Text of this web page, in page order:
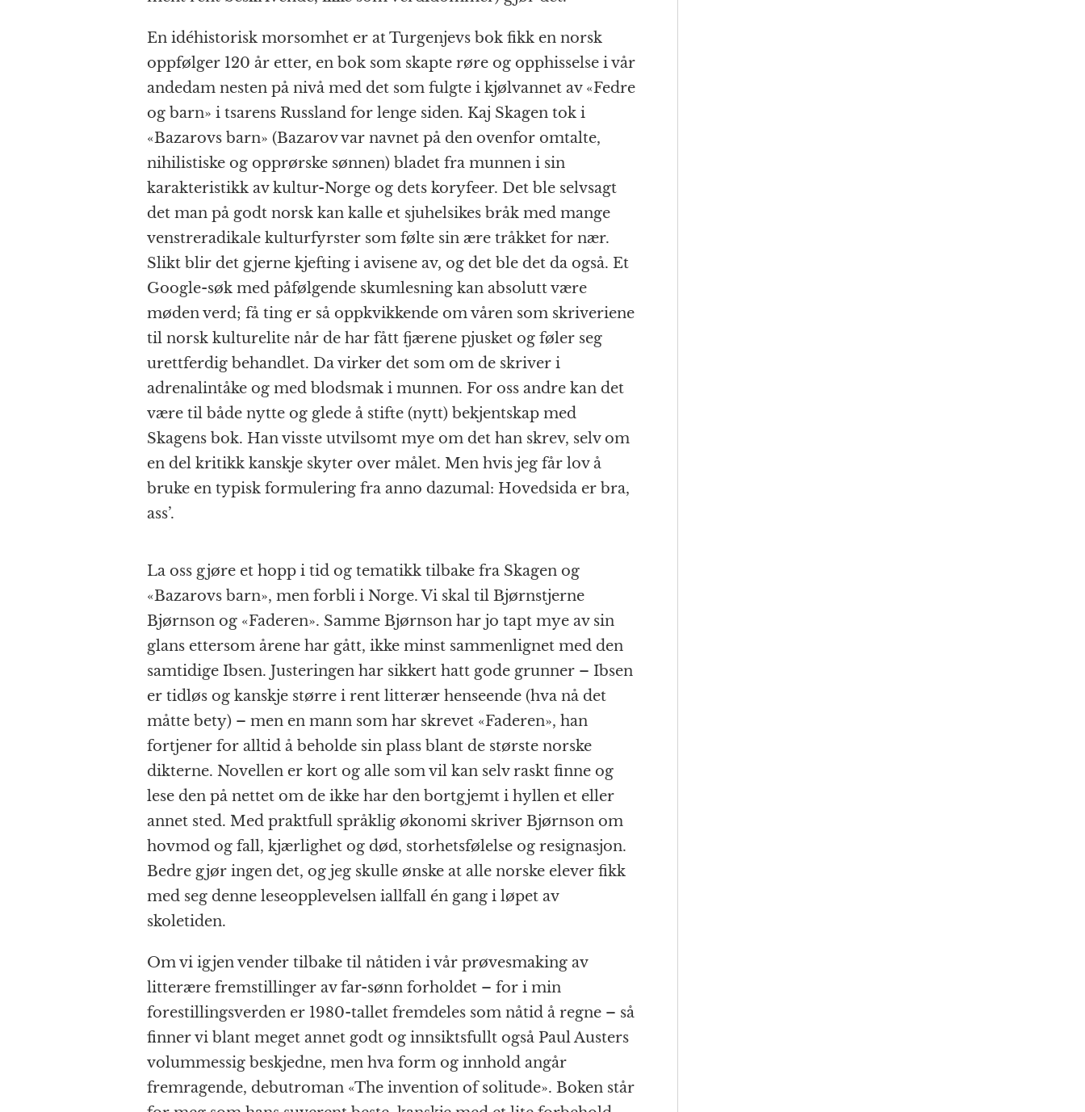
En idéhistorisk morsomhet er at Turgenjevs bok fikk en norsk
oppfølger 120 år etter, en bok som skapte røre og opphisselse i vår
andedam nesten på nivå med det som fulgte i kjølvannet av «Fedre
og barn» i tsarens Russland for lenge siden. Kaj Skagen tok i
«Bazarovs barn» (Bazarov var navnet på den ovenfor omtalte,
nihilistiske og opprørske sønnen) bladet fra munnen i sin
karakteristikk av kultur-Norge og dets koryfeer. Det ble selvsagt
det man på godt norsk kan kalle et sjuhelsikes bråk med mange
venstreradikale kulturfyrster som følte sin ære tråkket for nær.
Slikt blir det gjerne kjefting i avisene av, og det ble det da også. Et
Google-søk med påfølgende skumlesning kan absolutt være
møden verd; få ting er så oppkvikkende om våren som skriveriene
til norsk kulturelite når de har fått fjærene pjusket og føler seg
urettferdig behandlet. Da virker det som om de skriver i
adrenalintåke og med blodsmak i munnen. For oss andre kan det
være til både nytte og glede å stifte (nytt) bekjentskap med
Skagens bok. Han visste utvilsomt mye om det han skrev, selv om
en del kritikk kanskje skyter over målet. Men hvis jeg får lov å
bruke en typisk formulering fra anno dazumal: Hovedsida er bra,
ass’.
La oss gjøre et hopp i tid og tematikk tilbake fra Skagen og
«Bazarovs barn», men forbli i Norge. Vi skal til Bjørnstjerne
Bjørnson og «Faderen». Samme Bjørnson har jo tapt mye av sin
glans ettersom årene har gått, ikke minst sammenlignet med den
samtidige Ibsen. Justeringen har sikkert hatt gode grunner – Ibsen
er tidløs og kanskje større i rent litterær henseende (hva nå det
måtte bety) – men en mann som har skrevet «Faderen», han
fortjener for alltid å beholde sin plass blant de største norske
dikterne. Novellen er kort og alle som vil kan selv raskt finne og
lese den på nettet om de ikke har den bortgjemt i hyllen et eller
annet sted. Med praktfull språklig økonomi skriver Bjørnson om
hovmod og fall, kjærlighet og død, storhetsfølelse og resignasjon.
Bedre gjør ingen det, og jeg skulle ønske at alle norske elever fikk
med seg denne leseopplevelsen iallfall én gang i løpet av
skoletiden.
Om vi igjen vender tilbake til nåtiden i vår prøvesmaking av
litterære fremstillinger av far-sønn forholdet – for i min
forestillingsverden er 1980-tallet fremdeles som nåtid å regne – så
finner vi blant meget annet godt og innsiktsfullt også Paul Austers
volummessig beskjedne, men hva form og innhold angår
fremragende, debutroman «The invention of solitude». Boken står